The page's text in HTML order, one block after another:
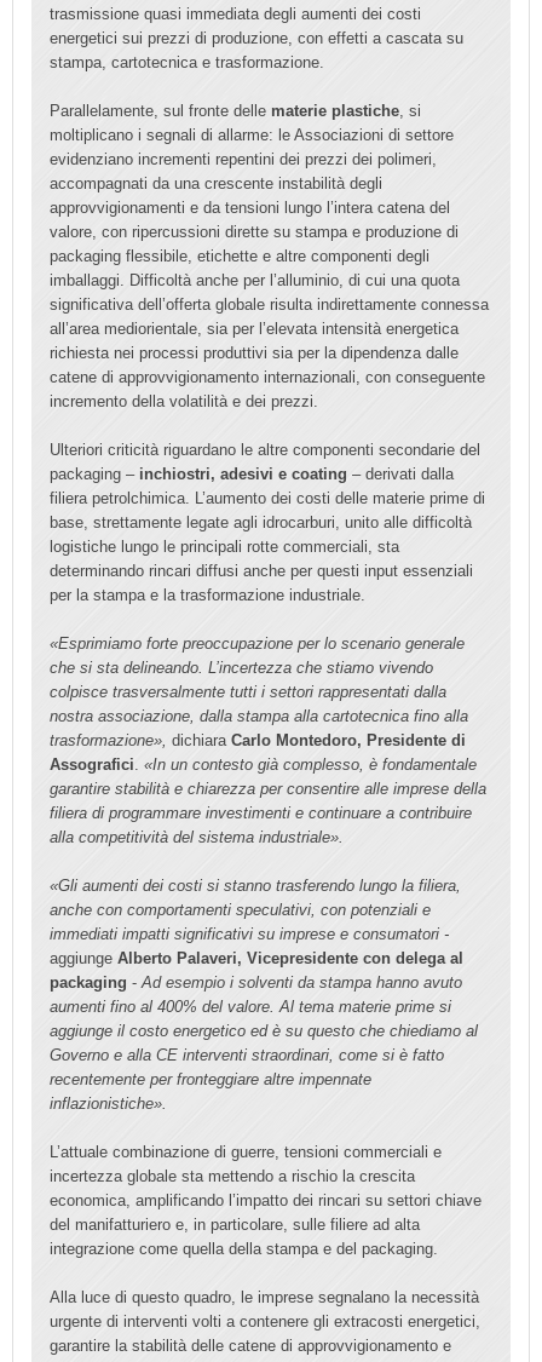
trasmissione quasi immediata degli aumenti dei costi
energetici sui prezzi di produzione, con effetti a cascata su
stampa, cartotecnica e trasformazione.
Parallelamente, sul fronte delle materie plastiche , si
moltiplicano i segnali di allarme: le Associazioni di settore
evidenziano incrementi repentini dei prezzi dei polimeri,
accompagnati da una crescente instabilità degli
approvvigionamenti e da tensioni lungo l’intera catena del
valore, con ripercussioni dirette su stampa e produzione di
packaging flessibile, etichette e altre componenti degli
imballaggi. Difficoltà anche per l’alluminio, di cui una quota
significativa dell’offerta globale risulta indirettamente connessa
all’area mediorientale, sia per l’elevata intensità energetica
richiesta nei processi produttivi sia per la dipendenza dalle
catene di approvvigionamento internazionali, con conseguente
incremento della volatilità e dei prezzi.
Ulteriori criticità riguardano le altre componenti secondarie del
packaging –inchiostri, adesivi e coating – derivati dalla
filiera petrolchimica. L’aumento dei costi delle materie prime di
base, strettamente legate agli idrocarburi, unito alle difficoltà
logistiche lungo le principali rotte commerciali, sta
determinando rincari diffusi anche per questi input essenziali
per la stampa e la trasformazione industriale.
«Esprimiamo forte preoccupazione per lo scenario generale
che si sta delineando. L’incertezza che stiamo vivendo
colpisce trasversalmente tutti i settori rappresentati dalla
nostra associazione, dalla stampa alla cartotecnica fino alla
trasformazione», dichiara Carlo Montedoro, Presidente di
Assografici «In un contesto già complesso, è fondamentale
garantire stabilità e chiarezza per consentire alle imprese della
filiera di programmare investimenti e continuare a contribuire
alla competitività del sistema industriale».
«Gli aumenti dei costi si stanno trasferendo lungo la filiera,
anche con comportamenti speculativi, con potenziali e
immediati impatti significativi su imprese e consumatori -
aggiunge Alberto Palaveri, Vicepresidente con delega al
packaging - Ad esempio i solventi da stampa hanno avuto
aumenti fino al 400% del valore. Al tema materie prime si
aggiunge il costo energetico ed è su questo che chiediamo al
Governo e alla CE interventi straordinari, come si è fatto
recentemente per fronteggiare altre impennate
inflazionistiche».
L’attuale combinazione di guerre, tensioni commerciali e
incertezza globale sta mettendo a rischio la crescita
economica, amplificando l’impatto dei rincari su settori chiave
del manifatturiero e, in particolare, sulle filiere ad alta
integrazione come quella della stampa e del packaging.
Alla luce di questo quadro, le imprese segnalano la necessità
urgente di interventi volti a contenere gli extracosti energetici,
garantire la stabilità delle catene di approvvigionamento e